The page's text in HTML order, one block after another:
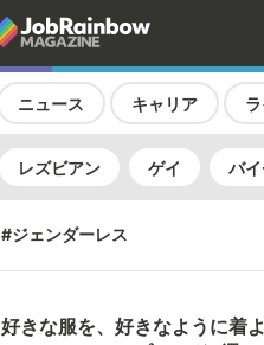
ニュース キャリア
レズビアン ゲイ バ
#ジェンダーレス
好きな服を、好きなように着